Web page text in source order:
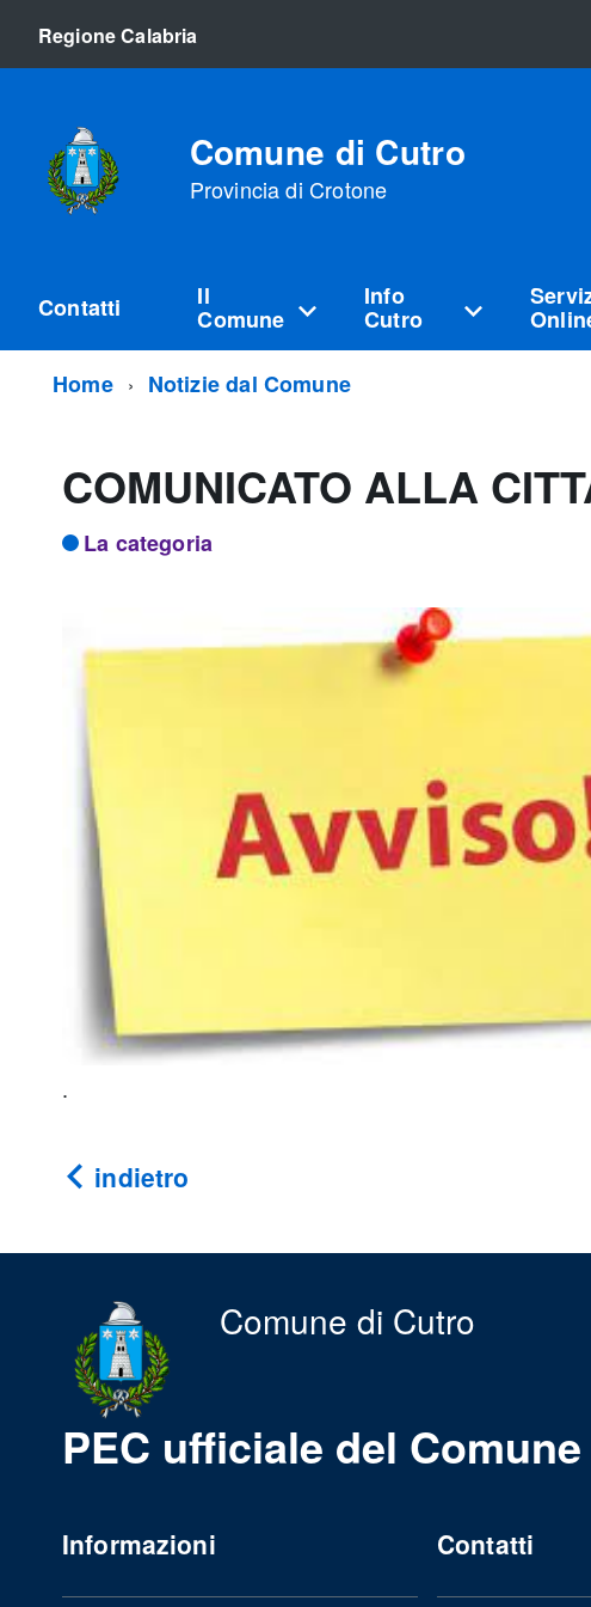
Regione Calabria
Comune di Cutro
Provincia di Crotone
Contatti Il
Comune
Info
Cutro
Home Notizie dal Comune
COMUNICATO ALLA
La categoria
.
indietro
Comune di Cutro
PEC ufficiale del
Informazioni Contatti